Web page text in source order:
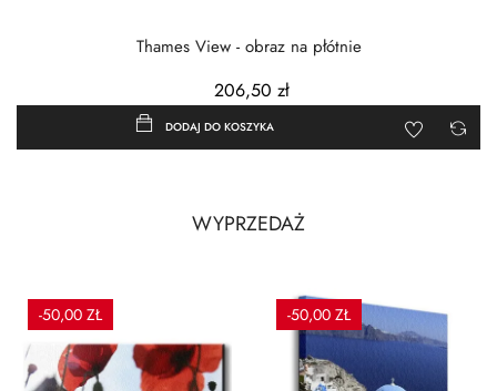
Thames View - obraz na płótnie
206,50 zł
DODAJ DO KOSZYKA
WYPRZEDAŻ
-50,00 ZŁ -50,00 ZŁ